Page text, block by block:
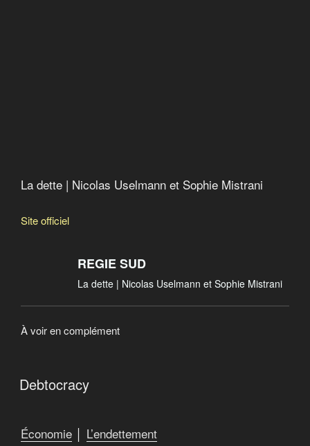
La dette | Nicolas Uselmann et Sophie Mistrani
Site officiel
REGIE SUD
La dette | Nicolas Uselmann et Sophie Mistrani
À voir en complément
Debtocracy
Économie │ L’endettement